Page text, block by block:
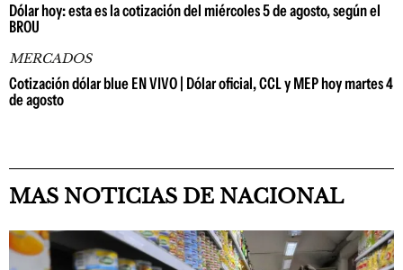
Dólar hoy: esta es la cotización del miércoles 5 de agosto, según el
BROU
MERCADOS
Cotización dólar blue EN VIVO | Dólar oficial, CCL y MEP hoy martes 4
de agosto
MAS NOTICIAS DE NACIONAL